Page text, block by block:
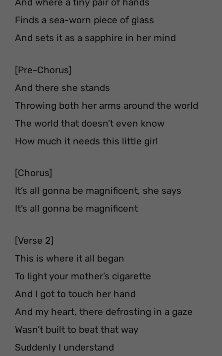
And where a tiny pair of hands
Finds a sea-worn piece of glass
And sets it as a sapphire in her mind
[Pre-Chorus]
And there she stands
Throwing both her arms around the world
The world that doesn’t even know
How much it needs this little girl
[Chorus]
It’s all gonna be magnificent, she says
It’s all gonna be magnificent
[Verse 2]
This is where it all began
To light your mother’s cigarette
And I got to touch her hand
And my heart, there defrosting in a gaze
Wasn’t built to beat that way
Suddenly I understand